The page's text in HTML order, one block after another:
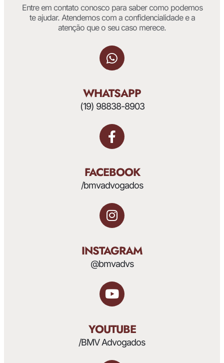
Entre em contato conosco para saber como podemos
te ajudar. Atendemos com a confidencialidade e a
atenção que o seu caso merece.
WHATSAPP
(19) 98838-8903
FACEBOOK
/bmvadvogados
INSTAGRAM
@bmvadvs
YOUTUBE
/BMV Advogados